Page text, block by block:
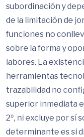
subordinación y
de la limitación de
funciones no
sobre la forma y
labores. La
herramientas
trazabilidad no
superior inmediata
2º, ni excluye por sí
determinante es si